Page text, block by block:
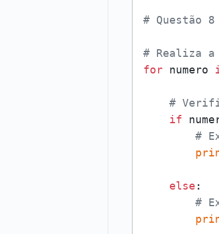
# Questão
# Realiza a
for numero
#
if
#
else :
#